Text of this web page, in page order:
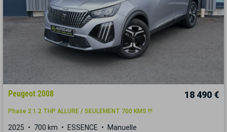
Peugeot 2008 18 490 €
Phase 2 1.2 THP ALLURE / SEULEMENT 700 KMS !!!
2025 700 km ESSENCE Manuelle